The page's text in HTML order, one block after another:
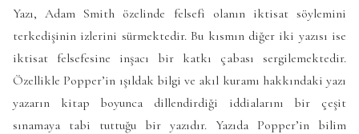
Yazı, Adam Smith özelinde felsefi olanın iktisat söylemini
terkedişinin izlerini sürmektedir. Bu kısmın diğer iki yazısı ise
iktisat felsefesine inşacı bir katkı çabası sergilemektedir.
Özellikle Popper’in ışıldak bilgi ve akıl kuramı hakkındaki yazı
yazarın kitap boyunca dillendirdiği iddialarını bir çeşit
sınamaya tabi tuttuğu bir yazıdır. Yazıda Popper’in bilim